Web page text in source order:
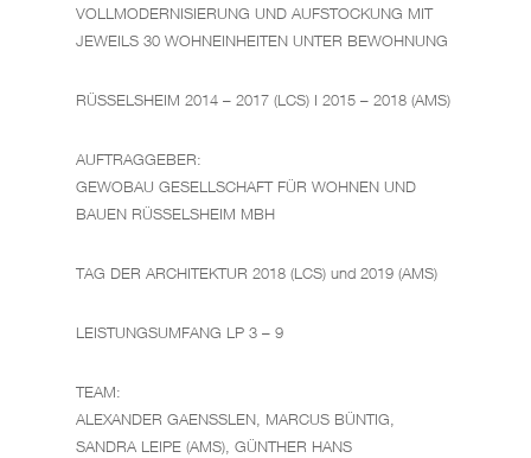
VOLLMODERNISIERUNG UND AUFSTOCKUNG MIT
JEWEILS 30 WOHNEINHEITEN UNTER BEWOHNUNG
RÜSSELSHEIM 2014 – 2017 (LCS) I 2015 – 2018 (AMS)
AUFTRAGGEBER:
GEWOBAU GESELLSCHAFT FÜR WOHNEN UND
BAUEN RÜSSELSHEIM MBH
TAG DER ARCHITEKTUR 2018 (LCS) und 2019 (AMS)
LEISTUNGSUMFANG LP 3 – 9
TEAM:
ALEXANDER GAENSSLEN, MARCUS BÜNTIG,
SANDRA LEIPE (AMS), GÜNTHER HANS